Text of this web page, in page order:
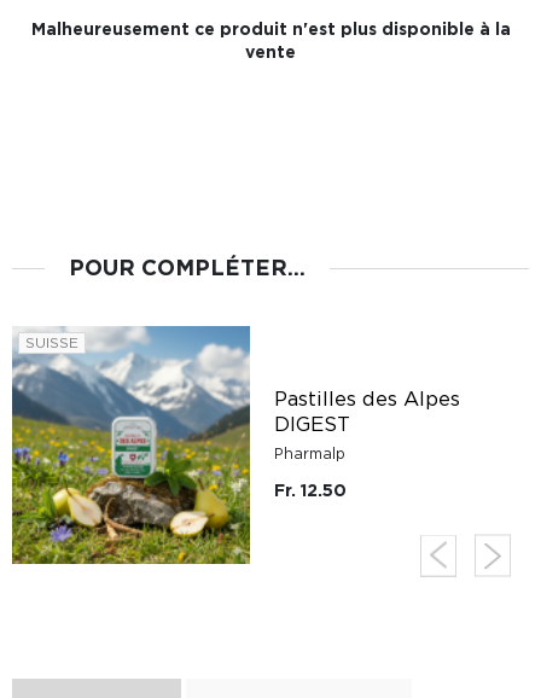
Malheureusement ce produit n'est plus disponible à la
vente
POUR COMPLÉTER...
SUISSE
Pastilles des Alpes
DIGEST
Pharmalp
Fr. 12.50